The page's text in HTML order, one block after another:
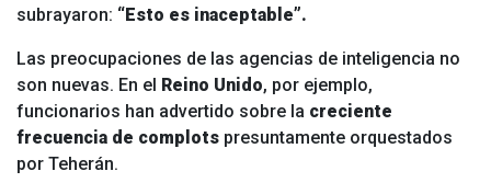
subrayaron: “Esto es inaceptable”.
Las preocupaciones de las agencias de inteligencia no
son nuevas. En el Reino Unido, por ejemplo,
funcionarios han advertido sobre la creciente
frecuencia de complots presuntamente orquestados
por Teherán.